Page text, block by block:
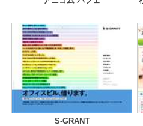
S-GRANT